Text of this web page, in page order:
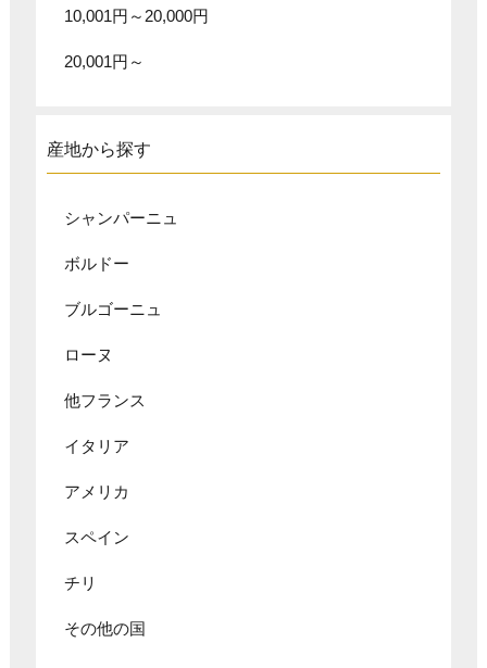
10,001円～20,000円
20,001円～
産地から探す
シャンパーニュ
ボルドー
ブルゴーニュ
ローヌ
他フランス
イタリア
アメリカ
スペイン
チリ
その他の国